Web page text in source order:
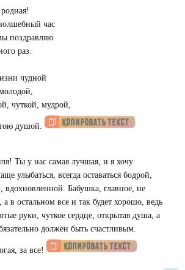
час
поздравляю
раз.
чудной
чуткой, мудрой,
душой.
Ты у нас самая лучшая, и я хочу
улыбаться, всегда оставаться бодрой,
вдохновленной. Бабушка, главное, не
в остальном все и так будет хорошо, ведь
руки, чуткое сердце, открытая душа, а
должен быть счастливым.
за все!